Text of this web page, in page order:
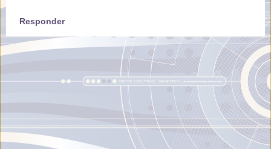
Responder